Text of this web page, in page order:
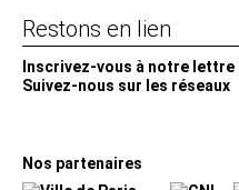
Restons en lien
Inscrivez-vous à notre lettre
Suivez-nous sur les réseaux
Nos partenaires